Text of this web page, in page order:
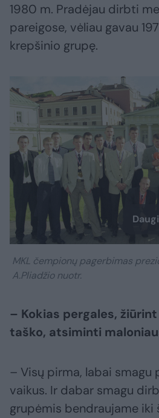
1980 m. Pradėjau dirbti
pareigose, vėliau gavau
krepšinio grupę.
MKL čempionų pagerbimas
A.Pliadžio nuotr.
– Kokias pergales,
taško, atsiminti
– Visų pirma, labai smagu
vaikus. Ir dabar smagu
grupėmis bendraujame iki